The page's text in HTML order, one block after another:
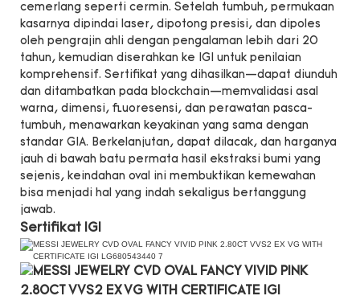
cemerlang seperti cermin. Setelah tumbuh, permukaan
kasarnya dipindai laser, dipotong presisi, dan dipoles
oleh pengrajin ahli dengan pengalaman lebih dari 20
tahun, kemudian diserahkan ke IGI untuk penilaian
komprehensif. Sertifikat yang dihasilkan—dapat diunduh
dan ditambatkan pada blockchain—memvalidasi asal
warna, dimensi, fluoresensi, dan perawatan pasca-
tumbuh, menawarkan keyakinan yang sama dengan
standar GIA. Berkelanjutan, dapat dilacak, dan harganya
jauh di bawah batu permata hasil ekstraksi bumi yang
sejenis, keindahan oval ini membuktikan kemewahan
bisa menjadi hal yang indah sekaligus bertanggung
jawab.
Sertifikat IGI